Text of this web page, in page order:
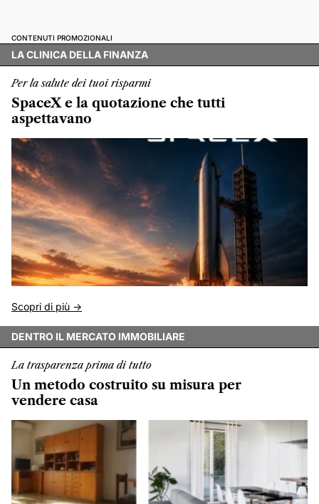
CONTENUTI PROMOZIONALI
LA CLINICA DELLA FINANZA
Per la salute dei tuoi risparmi
SpaceX e la quotazione che tutti
aspettavano
Scopri di più ->
DENTRO IL MERCATO IMMOBILIARE
La trasparenza prima di tutto
Un metodo costruito su misura per
vendere casa